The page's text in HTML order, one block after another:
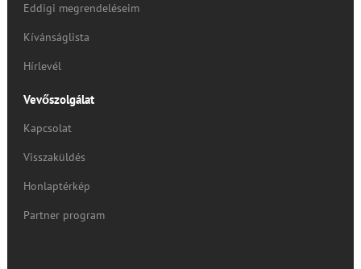
Eddigi megrendeléseim
Kívánságlista
Hírlevél
Vevőszolgálat
Kapcsolat
Visszaküldés
Honlaptérkép
Partner program